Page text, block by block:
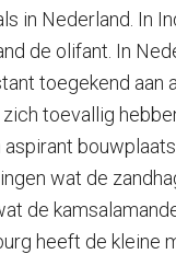
in Nederland. In
de olifant. In
toegekend aan
toevallig
aspirant
wat de
de
heeft de kleine